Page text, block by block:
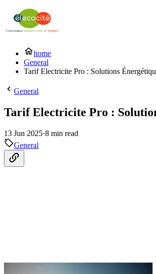
home
General
Tarif Electricite Pro : Solutions
General
Tarif Electricite Pro :
13 Jun 2025·8 min read
General